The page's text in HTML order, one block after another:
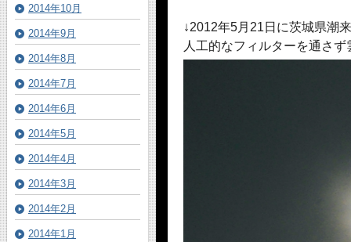
↓2012年5月21日に茨城県潮
人工的なフィルターを通さ
2014年10月
2014年9月
2014年8月
2014年7月
2014年6月
2014年5月
2014年4月
2014年3月
2014年2月
2014年1月